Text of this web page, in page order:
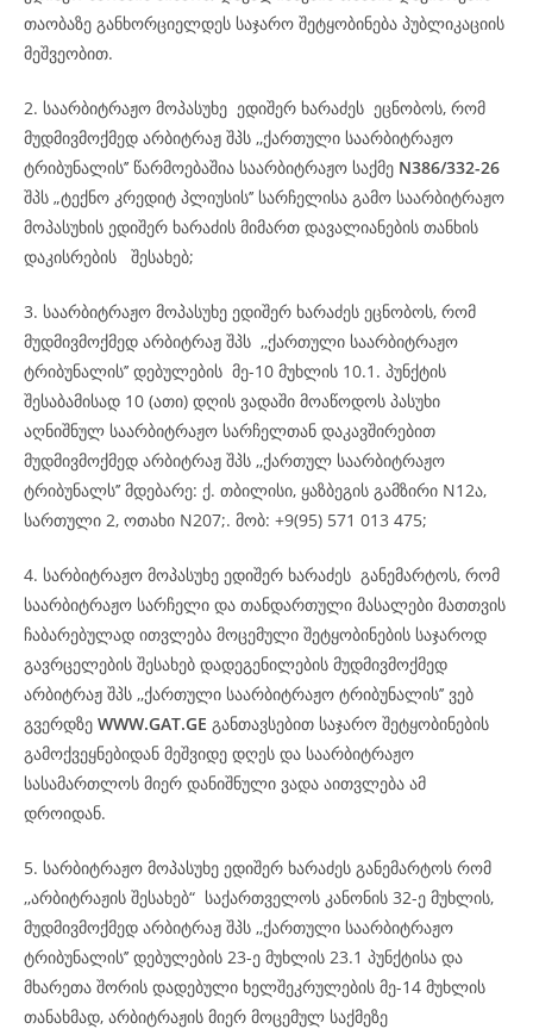
თაობაზე განხორციელდეს საჯარო შეტყობინება პუბლიკაციის
მეშვეობით.
2. საარბიტრაჟო მოპასუხე ედიშერ ხარაძეს ეცნობოს, რომ
მუდმივმოქმედ არბიტრაჟ შპს ,,ქართული საარბიტრაჟო
ტრიბუნალის’’ წარმოებაშია საარბიტრაჟო საქმე N386/332-26
შპს „ტექნო კრედიტ პლიუსის’’ სარჩელისა გამო საარბიტრაჟო
მოპასუხის ედიშერ ხარაძის მიმართ დავალიანების თანხის
დაკისრების შესახებ;
3. საარბიტრაჟო მოპასუხე ედიშერ ხარაძეს ეცნობოს, რომ
მუდმივმოქმედ არბიტრაჟ შპს ,,ქართული საარბიტრაჟო
ტრიბუნალის’’ დებულების მე-10 მუხლის 10.1. პუნქტის
შესაბამისად 10 (ათი) დღის ვადაში მოაწოდოს პასუხი
აღნიშნულ საარბიტრაჟო სარჩელთან დაკავშირებით
მუდმივმოქმედ არბიტრაჟ შპს ,,ქართულ საარბიტრაჟო
ტრიბუნალს’’ მდებარე: ქ. თბილისი, ყაზბეგის გამზირი N12ა,
სართული 2, ოთახი N207;. მობ: +9(95) 571 013 475;
4. სარბიტრაჟო მოპასუხე ედიშერ ხარაძეს განემარტოს, რომ
საარბიტრაჟო სარჩელი და თანდართული მასალები მათთვის
ჩაბარებულად ითვლება მოცემული შეტყობინების საჯაროდ
გავრცელების შესახებ დადეგენილების მუდმივმოქმედ
არბიტრაჟ შპს ,,ქართული საარბიტრაჟო ტრიბუნალის’’ ვებ
გვერდზე WWW.GAT.GE განთავსებით საჯარო შეტყობინების
გამოქვეყნებიდან მეშვიდე დღეს და საარბიტრაჟო
სასამართლოს მიერ დანიშნული ვადა აითვლება ამ
დროიდან.
5. სარბიტრაჟო მოპასუხე ედიშერ ხარაძეს განემარტოს რომ
,,არბიტრაჟის შესახებ“ საქართველოს კანონის 32-ე მუხლის,
მუდმივმოქმედ არბიტრაჟ შპს ,,ქართული საარბიტრაჟო
ტრიბუნალის’’ დებულების 23-ე მუხლის 23.1 პუნქტისა და
მხარეთა შორის დადებული ხელშეკრულების მე-14 მუხლის
თანახმად, არბიტრაჟის მიერ მოცემულ საქმეზე